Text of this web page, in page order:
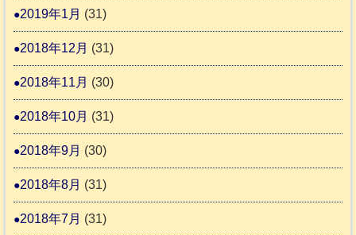
2019年1月 (31)
2018年12月 (31)
2018年11月 (30)
2018年10月 (31)
2018年9月 (30)
2018年8月 (31)
2018年7月 (31)